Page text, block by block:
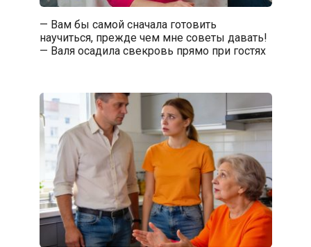
— Вам бы самой сначала готовить
научиться, прежде чем мне советы давать!
— Валя осадила свекровь прямо при гостях